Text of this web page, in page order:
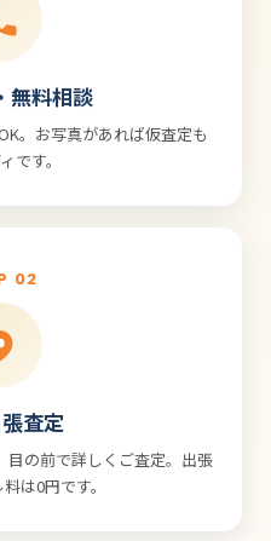
無料相談
。お写真があれば仮査定も
です。
02
査定
目の前で詳しくご査定。出張
は0円です。